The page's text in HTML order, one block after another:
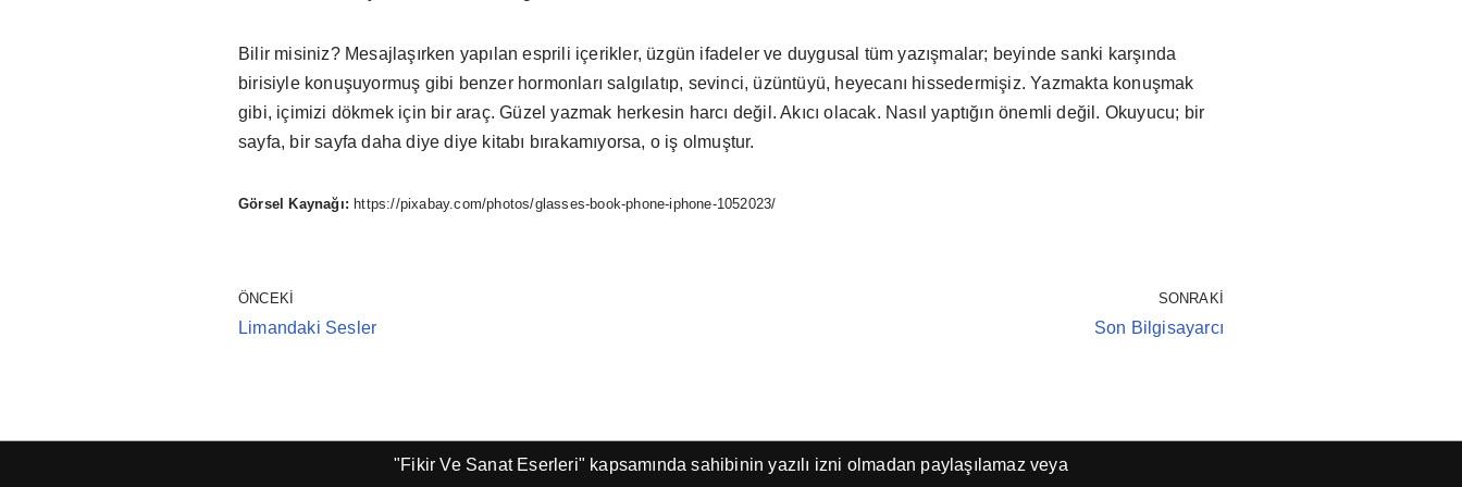
Bilir misiniz? Mesajlaşırken yapılan esprili içerikler, üzgün ifadeler ve duygusal tüm yazışmalar; beyinde sanki karşında
birisiyle konuşuyormuş gibi benzer hormonları salgılatıp, sevinci, üzüntüyü, heyecanı hissedermişiz. Yazmakta konuşmak
gibi, içimizi dökmek için bir araç. Güzel yazmak herkesin harcı değil. Akıcı olacak. Nasıl yaptığın önemli değil. Okuyucu; bir
sayfa, bir sayfa daha diye diye kitabı bırakamıyorsa, o iş olmuştur.
Görsel Kaynağı: https://pixabay.com/photos/glasses-book-phone-iphone-1052023/
ÖNCEKI
Limandaki Sesler
SONRAKI
Son Bilgisayarcı
"Fikir Ve Sanat Eserleri" kapsamında sahibinin yazılı izni olmadan paylaşılamaz veya